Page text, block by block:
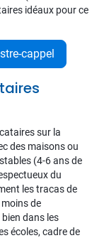
idéaux pour ce
cappel
sur la
des maisons ou
(4-6 ans de
du
les tracas de
de
dans les
écoles, cadre de